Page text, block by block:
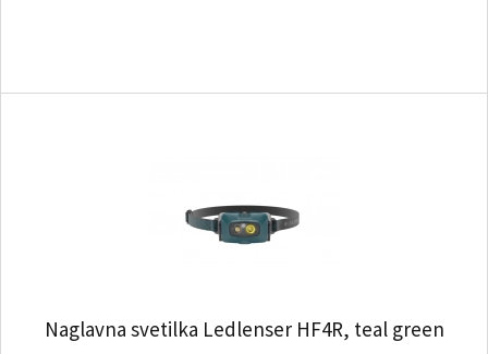
Naglavna svetilka Ledlenser HF4R, teal green